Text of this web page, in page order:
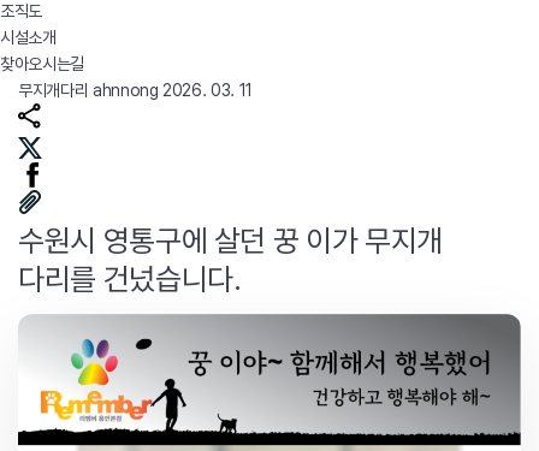
조직도
시설소개
찾아오시는길
무지개다리 ahnnong 2026. 03. 11
수원시 영통구에 살던 꿍 이가 무지개
다리를 건넜습니다.